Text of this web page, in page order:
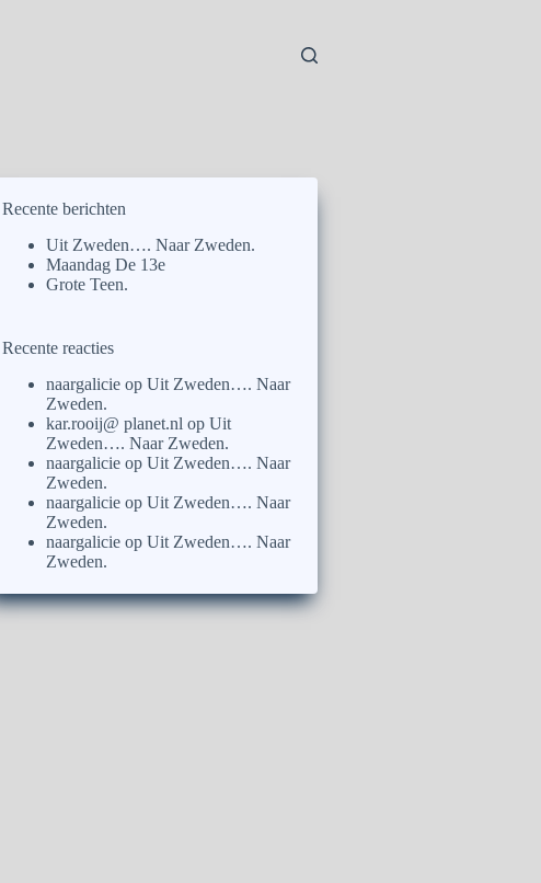
Recente berichten
Uit Zweden…. Naar Zweden.
Maandag De 13e
Grote Teen.
Recente reacties
naargalicie opUit Zweden…. Naar
Zweden.
kar.rooij@ planet.nl opUit
Zweden…. Naar Zweden.
naargalicie opUit Zweden…. Naar
Zweden.
naargalicie opUit Zweden…. Naar
Zweden.
naargalicie opUit Zweden…. Naar
Zweden.